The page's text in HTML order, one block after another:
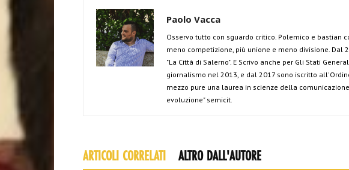
Paolo Vacca
Osservo tutto con sguardo critico. Polemico e bastian
meno competizione, più unione e meno divisione. Dal
"La Città di Salerno". E Scrivo anche per Gli Stati
giornalismo nel 2013, e dal 2017 sono iscritto
mezzo pure una laurea in scienze della
evoluzione" semicit.
ARTICOLI CORRELATI ALTRO DALL'AUTORE